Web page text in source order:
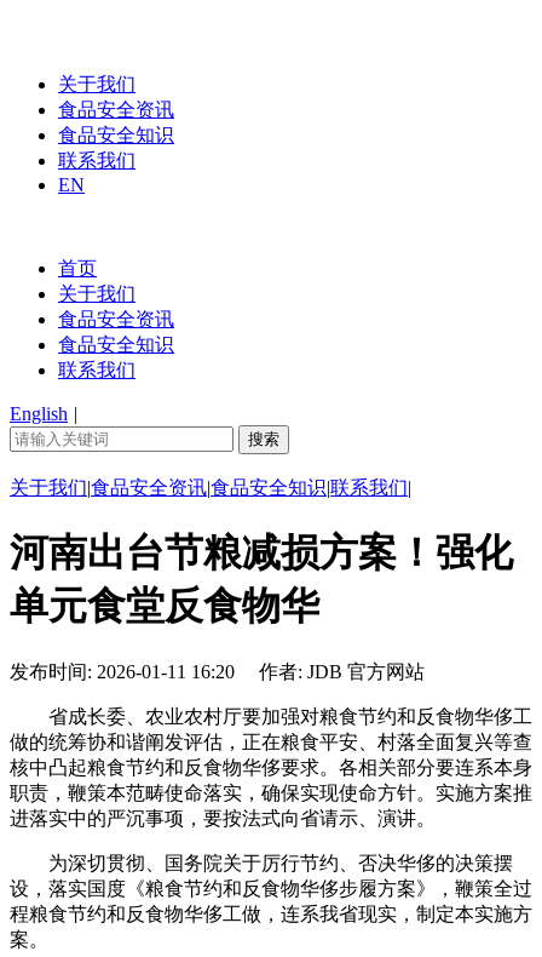
关于我们
食品安全资讯
食品安全知识
联系我们
EN
首页
关于我们
食品安全资讯
食品安全知识
联系我们
English |
关于我们|食品安全资讯|食品安全知识|联系我们|
河南出台节粮减损方案！强化
单元食堂反食物华
发布时间: 2026-01-11 16:20 作者: JDB 官方网站
省成长委、农业农村厅要加强对粮食节约和反食物华侈工
做的统筹协和谐阐发评估，正在粮食平安、村落全面复兴等查
核中凸起粮食节约和反食物华侈要求。各相关部分要连系本身
职责，鞭策本范畴使命落实，确保实现使命方针。实施方案推
进落实中的严沉事项，要按法式向省请示、演讲。
为深切贯彻、国务院关于厉行节约、否决华侈的决策摆
设，落实国度《粮食节约和反食物华侈步履方案》，鞭策全过
程粮食节约和反食物华侈工做，连系我省现实，制定本实施方
案。